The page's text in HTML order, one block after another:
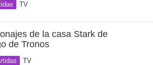
TV
de la casa Stark de
de Tronos
TV